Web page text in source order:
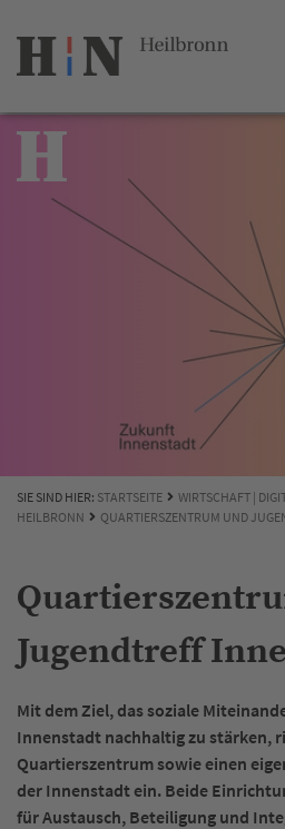
SIE SIND HIER: STARTSEITE WIRTSCHAFT |
HEILBRONN
QUARTIERSZENTRUM UND
Jugendtreff
Mit dem Ziel, das soziale
Innenstadt nachhaltig zu stärken,
Quartierszentrum sowie einen
der Innenstadt ein. Beide
für Austausch, Beteiligung und